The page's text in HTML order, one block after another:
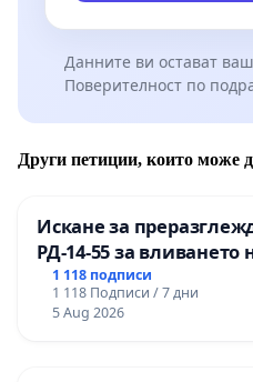
Данните ви остават
Поверителност по
Други петиции, които може
Искане за
РД-14-55 за
гимназия по
Професионалната
мениджмънт – гр.
1 118 подписи
1 118 Подписи / 7 дни
5 Aug 2026